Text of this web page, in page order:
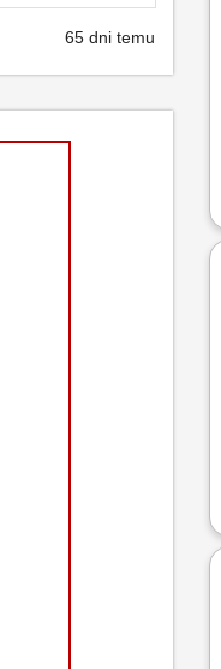
65 dni temu